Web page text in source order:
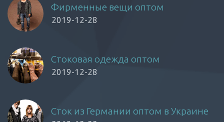
Фирменные вещи оптом
2019-12-28
Стоковая одежда оптом
2019-12-28
Сток из Германии оптом в Украине